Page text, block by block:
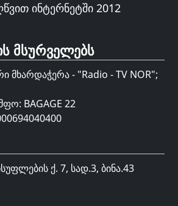
ინტერნეტში 2012
მსურველებს
მხარდაჭერა - "Radio - TV NOR";
BAGAGE 22
ქ. 7, სად.3, ბინა.43